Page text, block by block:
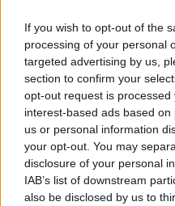
If you wish to opt-out of the
processing of your personal
targeted advertising by us,
section to confirm your
opt-out request is
interest-based ads based
us or personal information
your opt-out. You may
disclosure of your personal
IAB’s list of downstream
also be disclosed by us to
is
This
a
modal
window.
The media could not
the server or network
is not